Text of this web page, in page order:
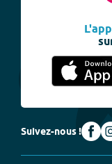
Suivez-nous !